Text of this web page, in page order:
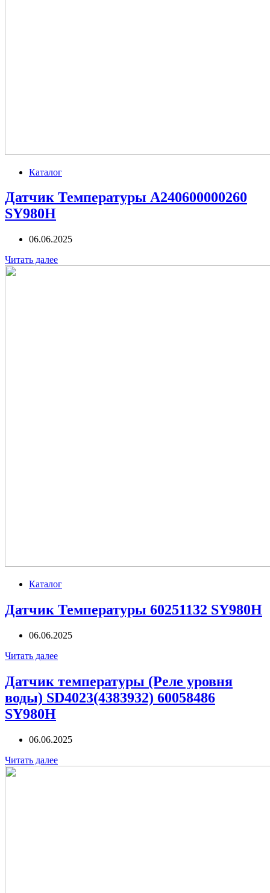
Каталог
Датчик Температуры A240600000260
SY980H
06.06.2025
Читать далее
Каталог
Датчик Температуры 60251132 SY980H
06.06.2025
Читать далее
Датчик температуры (Реле уровня
воды) SD4023(4383932) 60058486
SY980H
06.06.2025
Читать далее